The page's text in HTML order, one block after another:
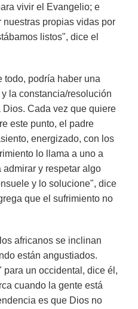
vivir el Evangelio; e
propias vidas por
listos", dice el
todo, podría haber una
la constancia/resolución
Cada vez que quiere
este punto, el padre
energizado, con los
lo llama a uno a
y respetar algo
y lo solucione", dice
que el sufrimiento no
africanos se inclinan
están angustiados.
para un occidental, dice él,
cuando la gente está
es que Dios no